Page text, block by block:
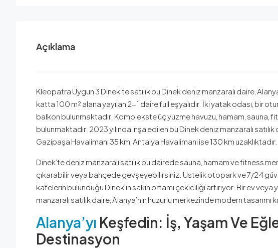
Açıklama
Kleopatra Uygun 3 Dinek’te satılık bu Dinek deniz manzaralı daire,
katta 100 m² alana yayılan 2+1 daire full eşyalıdır. İki yatak odası, bir
balkon bulunmaktadır. Komplekste üç yüzme havuzu, hamam, sauna,
bulunmaktadır. 2023 yılında inşa edilen bu Dinek deniz manzaralı
Gazipaşa Havalimanı 35 km, Antalya Havalimanı ise 130 km uzaklıktadır.
Dinek’te deniz manzaralı satılık bu dairede sauna, hamam ve fitness
çıkarabilir veya bahçede gevşeyebilirsiniz. Üstelik otopark ve 7/24
kafelerin bulunduğu Dinek’in sakin ortamı çekiciliği artırıyor. Bir ev veya
manzaralı satılık daire, Alanya’nın huzurlu merkezinde modern tasarımı
Alanya’yı Keşfedin: İş, Yaşam Ve
Destinasyon